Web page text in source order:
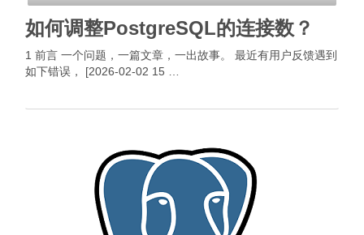
如何调整PostgreSQL的连接数？
1 前言 一个问题，一篇文章，一出故事。 最近有用户反馈遇到
如下错误， [2026-02-02 15 …